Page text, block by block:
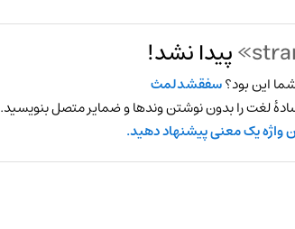
پیدا نشد!
این بود؟سفقشدلمث
لغت را بدون نوشتن وندها و ضمایر متصل بنویسید.
واژه یک معنی پیشنهاد دهید.